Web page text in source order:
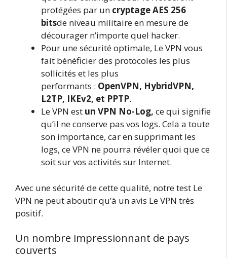
protégées par un cryptage AES 256
bitsde niveau militaire en mesure de
décourager n’importe quel hacker.
Pour une sécurité optimale, Le VPN vous
fait bénéficier des protocoles les plus
sollicités et les plus
performants : OpenVPN, HybridVPN,
L2TP, IKEv2, et PPTP.
Le VPN est un VPN No-Log, ce qui signifie
qu’il ne conserve pas vos logs. Cela a toute
son importance, car en supprimant les
logs, ce VPN ne pourra révéler quoi que ce
soit sur vos activités sur Internet.
Avec une sécurité de cette qualité, notre test Le
VPN ne peut aboutir qu’à un avis Le VPN très
positif.
Un nombre impressionnant de pays
couverts